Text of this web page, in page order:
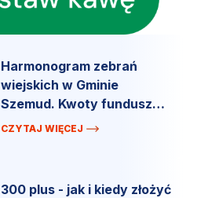
Harmonogram zebrań
wiejskich w Gminie
Szemud. Kwoty funduszu
sołeckiego.
CZYTAJ WIĘCEJ
300 plus - jak i kiedy złożyć